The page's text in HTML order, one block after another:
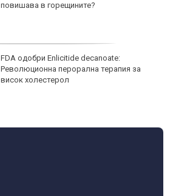
повишава в горещините?
FDA одобри Еnlicitide decanoate:
Революционна перорална терапия за
висок холестерол